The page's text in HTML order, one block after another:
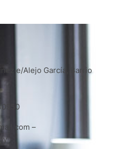
e/Alejo García, Barrio
–